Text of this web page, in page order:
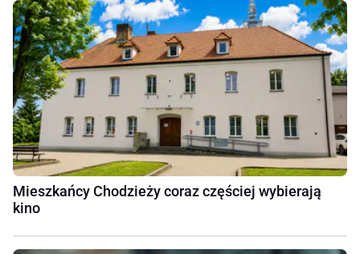
Mieszkańcy Chodzieży coraz częściej wybierają
kino